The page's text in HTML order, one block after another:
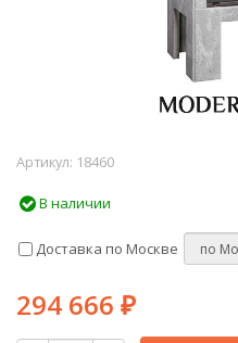
Артикул: 18460
В наличии
Доставка по Москве
294 666 ₽